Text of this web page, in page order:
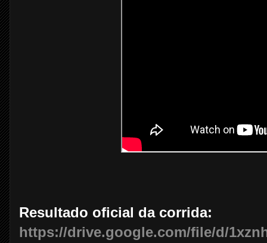
Resultado oficial da corrida:
https://drive.google.com/file/d/